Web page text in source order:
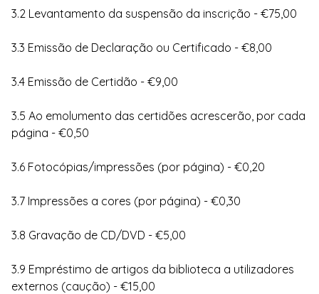
3.2 Levantamento da suspensão da inscrição - €75,00
3.3 Emissão de Declaração ou Certificado - €8,00
3.4 Emissão de Certidão - €9,00
3.5 Ao emolumento das certidões acrescerão, por cada
página - €0,50
3.6 Fotocópias/impressões (por página) - €0,20
3.7 Impressões a cores (por página) - €0,30
3.8 Gravação de CD/DVD - €5,00
3.9 Empréstimo de artigos da biblioteca a utilizadores
externos (caução) - €15,00